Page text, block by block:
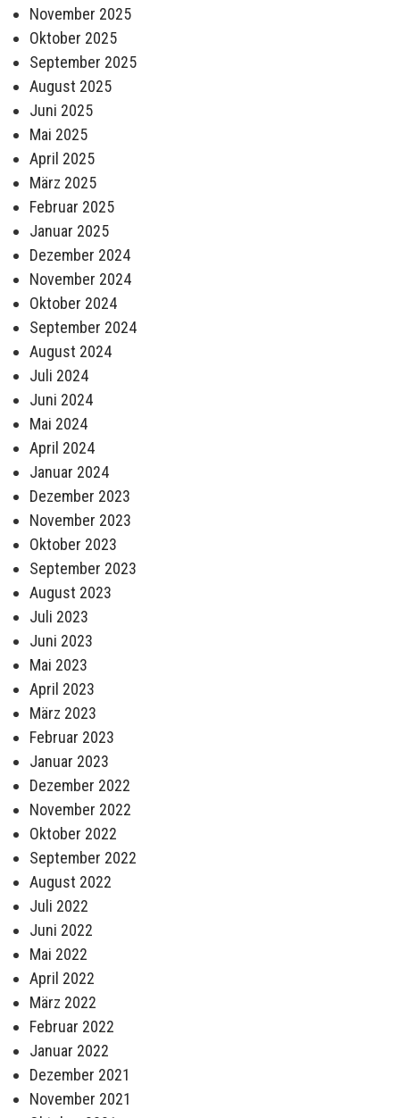
November 2025
Oktober 2025
September 2025
August 2025
Juni 2025
Mai 2025
April 2025
März 2025
Februar 2025
Januar 2025
Dezember 2024
November 2024
Oktober 2024
September 2024
August 2024
Juli 2024
Juni 2024
Mai 2024
April 2024
Januar 2024
Dezember 2023
November 2023
Oktober 2023
September 2023
August 2023
Juli 2023
Juni 2023
Mai 2023
April 2023
März 2023
Februar 2023
Januar 2023
Dezember 2022
November 2022
Oktober 2022
September 2022
August 2022
Juli 2022
Juni 2022
Mai 2022
April 2022
März 2022
Februar 2022
Januar 2022
Dezember 2021
November 2021